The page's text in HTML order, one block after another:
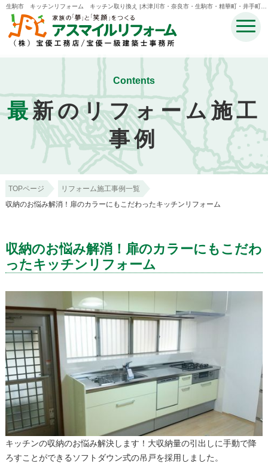
生駒市 キッチンリフォーム キッチン取り換え |木津川市・奈良市・生駒市・精華町・井手町の
リフォームのことなら宝優工務店アスマイルリフォーム
Contents
最新のリフォーム施工
事例
TOPページ
リフォーム施工事例一覧
収納のお悩み解消！扉のカラーにもこだわったキッチンリフォーム
収納のお悩み解消！扉のカラーにもこだわ
ったキッチンリフォーム
キッチンの収納のお悩み解決します！大収納量の引出しに手動で降
ろすことができるソフトダウン式の吊戸を採用しました。